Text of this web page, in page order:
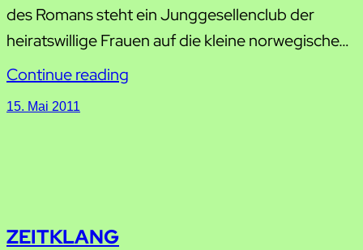
des Romans steht ein Junggesellenclub der
heiratswillige Frauen auf die kleine norwegische…
Continue reading
15. Mai 2011
ZEITKLANG